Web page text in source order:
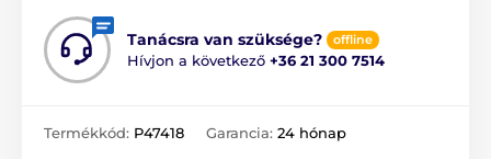
Tanácsra van szüksége? offline
Hívjon a következő +36 21 300 7514
Termékkód: P47418 Garancia: 24 hónap